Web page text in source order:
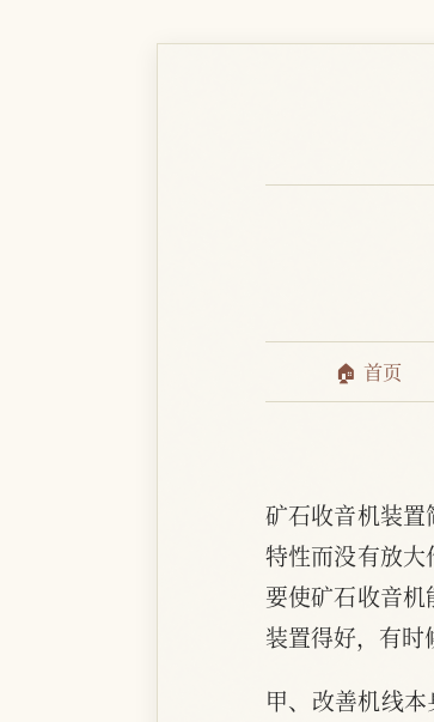
🏠 首页
矿石收音机装
特性而没有放
要使矿石收音
装置得好，有时
甲、改善机线